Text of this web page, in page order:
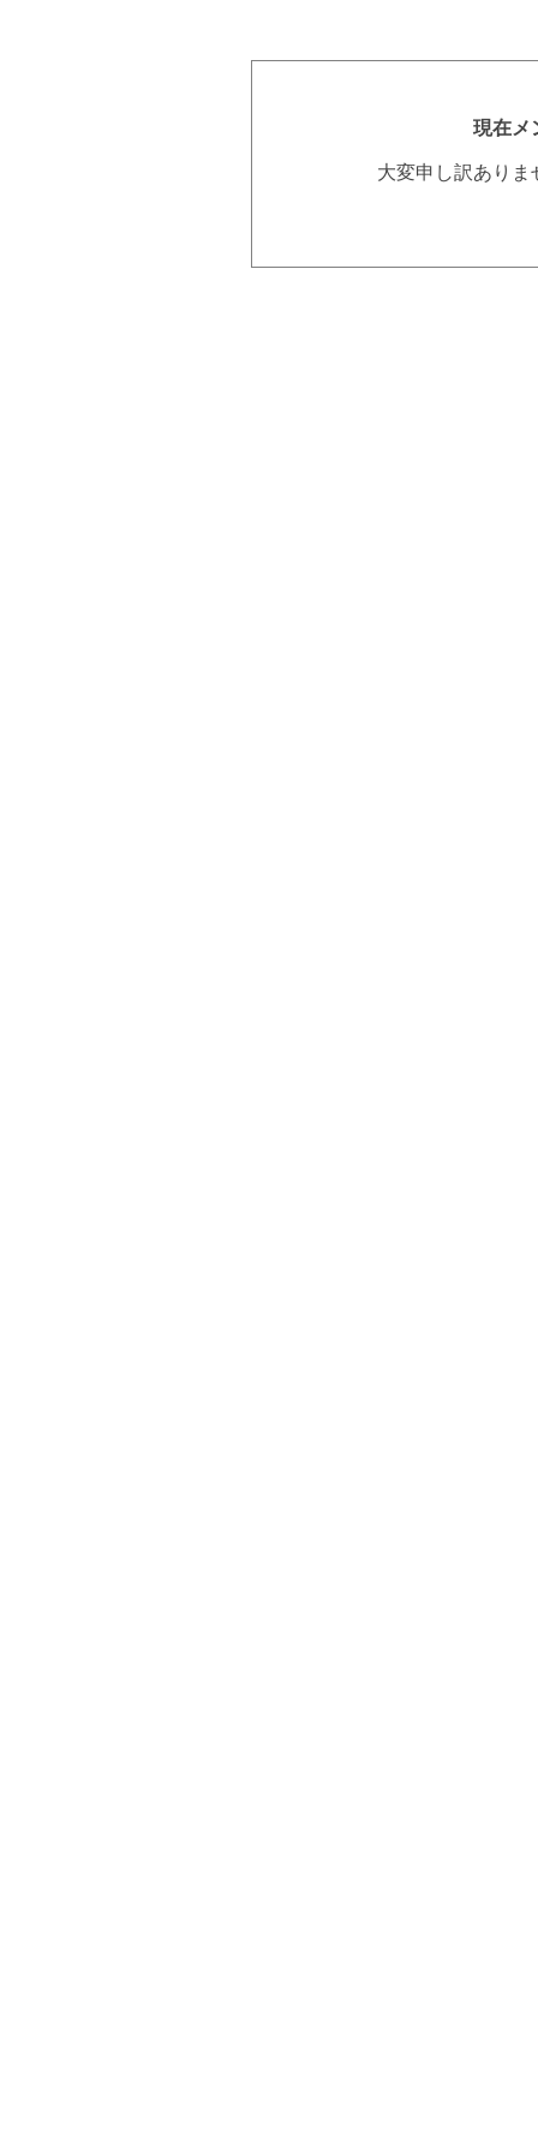
現在メ
大変申し訳あり